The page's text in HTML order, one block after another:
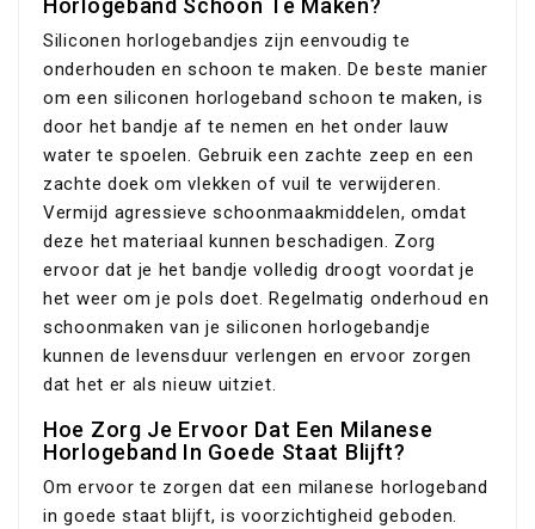
Horlogeband Schoon Te Maken?
Siliconen horlogebandjes zijn eenvoudig te
onderhouden en schoon te maken. De beste manier
om een siliconen horlogeband schoon te maken, is
door het bandje af te nemen en het onder lauw
water te spoelen. Gebruik een zachte zeep en een
zachte doek om vlekken of vuil te verwijderen.
Vermijd agressieve schoonmaakmiddelen, omdat
deze het materiaal kunnen beschadigen. Zorg
ervoor dat je het bandje volledig droogt voordat je
het weer om je pols doet. Regelmatig onderhoud en
schoonmaken van je siliconen horlogebandje
kunnen de levensduur verlengen en ervoor zorgen
dat het er als nieuw uitziet.
Hoe Zorg Je Ervoor Dat Een Milanese
Horlogeband In Goede Staat Blijft?
Om ervoor te zorgen dat een milanese horlogeband
in goede staat blijft, is voorzichtigheid geboden.